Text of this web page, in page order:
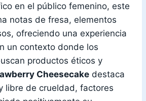
en el público femenino, este
notas de fresa, elementos
ofreciendo una experiencia
un contexto donde los
productos éticos y
Cheesecake destaca
libre de crueldad, factores